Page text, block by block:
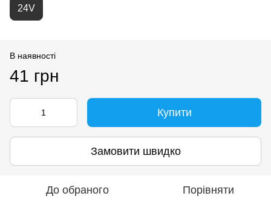
24V
В наявності
41 грн
Купити
Замовити швидко
До обраного Порівняти